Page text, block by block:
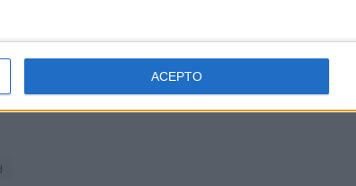
ACEPTO
a las 13.00 horas tendrá
siendo estas las
antes de inaugurar el mes